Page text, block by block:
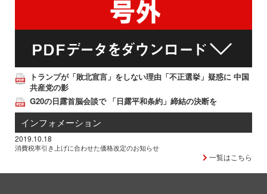
トランプが「敗北宣言」をしない理由「不正選挙」疑惑に 中国
共産党の影
G20の日露首脳会談で 「日露平和条約」締結の決断を
インフォメーション
2019.10.18
消費税率引き上げに合わせた価格改定のお知らせ
一覧はこちら